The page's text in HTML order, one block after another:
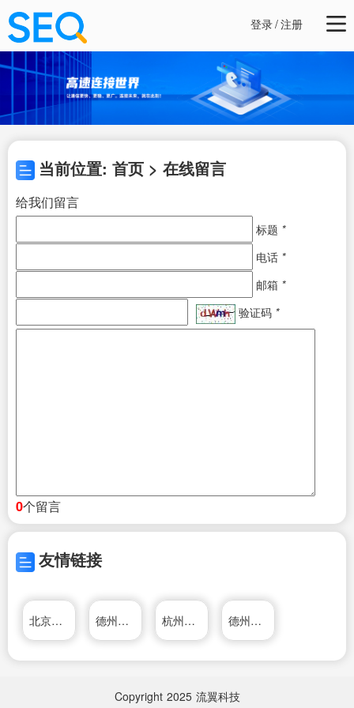
登录/注册
当前位置: 首页 > 在线留言
给我们留言
标题 *
电话 *
邮箱 *
验证码 *
0个留言
友情链接
北京闪动科技有限公司 德州亮城电子科技有限公司 杭州格利建材科技有限公司 德州亮城电子科技有限公司
Copyright 2025 流翼科技